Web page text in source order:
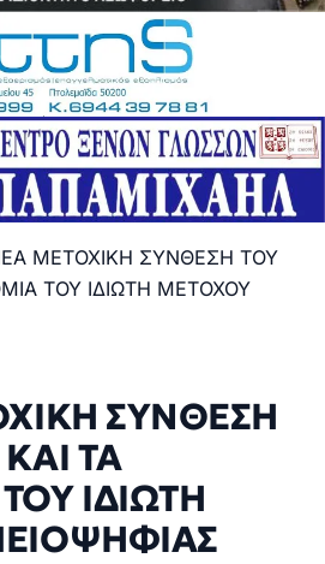
ΜΕΤΟΧΙΚΗ ΣΥΝΘΕΣΗ ΤΟΥ
ΤΟΥ ΙΔΙΩΤΗ ΜΕΤΟΧΟΥ
ΣΥΝΘΕΣΗ
ΤΑ
ΙΔΙΩΤΗ